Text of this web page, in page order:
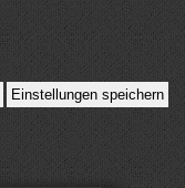
Einstellungen speichern